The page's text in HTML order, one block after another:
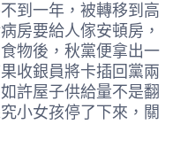
到一年，被轉移到高
房要給人傢安頓房，
物後，秋黨便拿出一
收銀員將卡插回黨兩
許屋子供給量不是翻
小女孩停了下來，關